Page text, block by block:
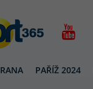
PAŘÍŽ 2024